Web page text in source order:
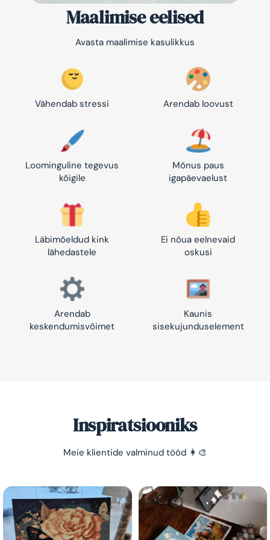
Maalimise eelised
Avasta maalimise kasulikkus
Vähendab stressi Arendab loovust
Loominguline tegevus
kõigile
Mõnus paus
igapäevaelust
Läbimõeldud kink
lähedastele
Ei nõua eelnevaid
oskusi
Arendab
keskendumisvõimet
Kaunis
sisekujunduselement
Inspiratsiooniks
Meie klientide valminud tööd 👩‍🎨